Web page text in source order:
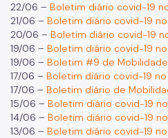
22/06 – Boletim diário covid-19
21/06 – Boletim diário covid-19
20/06 – Boletim diário covid-19
19/06 – Boletim diário covid-19
19/06 – Boletim #9 de
17/06 – Boletim diário covid-19
17/06 – Boletim diário de
15/06 – Boletim diário covid-19
14/06 – Boletim diário covid-19
13/06 – Boletim diário covid-19